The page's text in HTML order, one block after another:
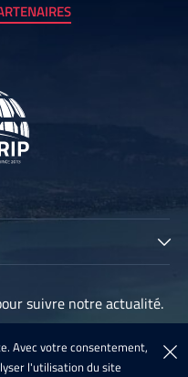
suivre notre actualité.
Avec votre consentement,
l'utilisation du site